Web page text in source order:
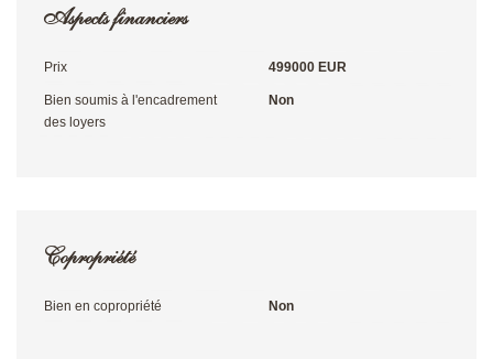
Aspects financiers
Prix 499000 EUR
Bien soumis à l'encadrement
des loyers
Non
Copropriété
Bien en copropriété Non